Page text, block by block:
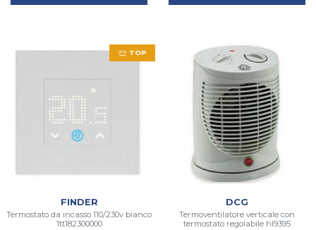
TOP
FINDER
Termostato da incasso 110/230v bianco
1tt182300000
DCG
Termoventilatore verticale con
termostato regolabile hl9395